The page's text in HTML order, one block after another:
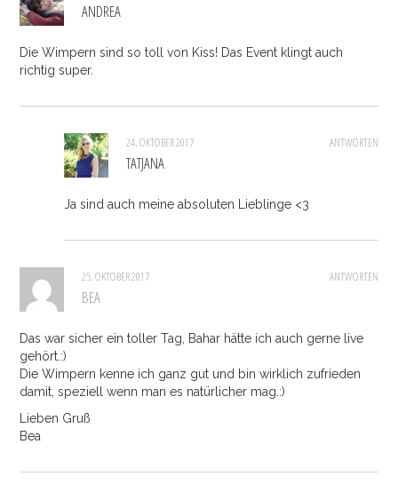
ANDREA
Die Wimpern sind so toll von Kiss! Das Event klingt auch
richtig super.
ANTWORTEN
24. OKTOBER 2017
TATJANA
Ja sind auch meine absoluten Lieblinge <3
ANTWORTEN
25. OKTOBER 2017
BEA
Das war sicher ein toller Tag, Bahar hätte ich auch gerne live
gehört.:)
Die Wimpern kenne ich ganz gut und bin wirklich zufrieden
damit, speziell wenn man es natürlicher mag.:)
Lieben Gruß
Bea